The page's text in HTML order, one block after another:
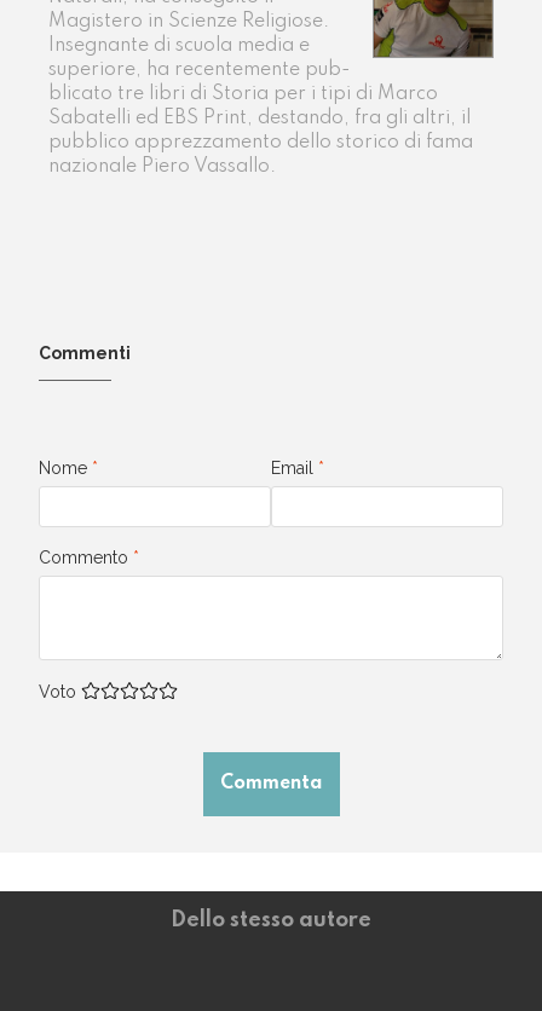
Magistero in Scienze Religiose.
Insegnante di scuola media e
superiore, ha recentemente pub­
blicato tre libri di Storia per i tipi di Marco
Sabatelli ed EBS Print, destando, fra gli altri, il
pubblico apprezzamento dello storico di fama
nazionale Piero Vassallo.
Commenti
Nome * Email *
Commento *
Voto
Commenta
Dello stesso autore